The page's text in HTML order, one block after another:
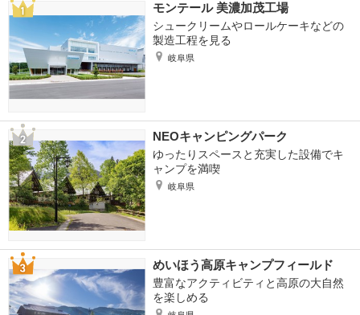
モンテール 美濃加茂工場
シュークリームやロールケーキなどの
製造工程を見る
岐阜県
NEOキャンピングパーク
ゆったりスペースと充実した設備でキ
ャンプを満喫
岐阜県
めいほう高原キャンプフィールド
豊富なアクティビティと高原の大自然
を楽しめる